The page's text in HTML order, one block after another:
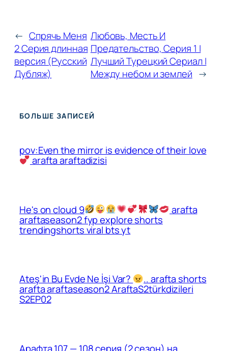
← Спрячь Меня
2 Серия длинная
версия (Русский
Дубляж)
Любовь, Месть И
Предательство, Серия 1 |
Лучший Турецкий Сериал |
Между небом и землей →
БОЛЬШЕ ЗАПИСЕЙ
pov:Even the mirror is evidence of their love
arafta araftadizisi
He's on cloud 9 arafta
araftaseason2 fyp explore shorts
trendingshorts viral bts yt
Ateş'in Bu Evde Ne İşi Var? .. arafta shorts
arafta araftaseason2 AraftaS2türkdizileri
S2EP02